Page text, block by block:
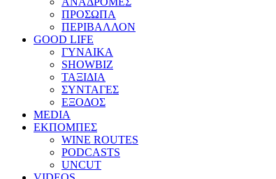
ΠΡΟΣΩΠΑ
ΠΕΡΙΒΑΛΛΟΝ
GOOD LIFE
ΓΥΝΑΙΚΑ
SHOWBIZ
ΤΑΞΙΔΙΑ
ΣΥΝΤΑΓΕΣ
ΕΞΟΔΟΣ
MEDIA
ΕΚΠΟΜΠΕΣ
WINE ROUTES
PODCASTS
UNCUT